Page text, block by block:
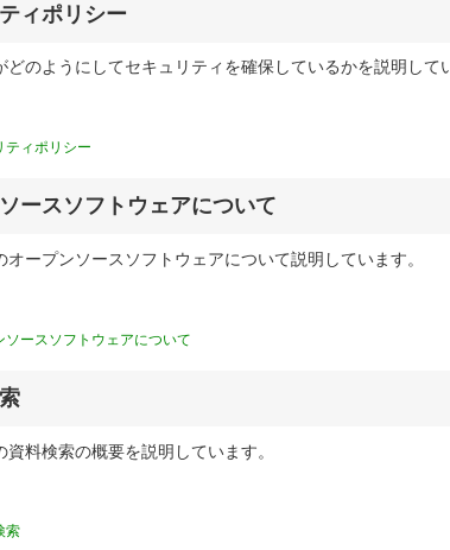
ィポリシー
どのようにしてセキュリティを確保しているかを説明して
ティポリシー
ースソフトウェアについて
オープンソースソフトウェアについて説明しています。
ソースソフトウェアについて
資料検索の概要を説明しています。
索